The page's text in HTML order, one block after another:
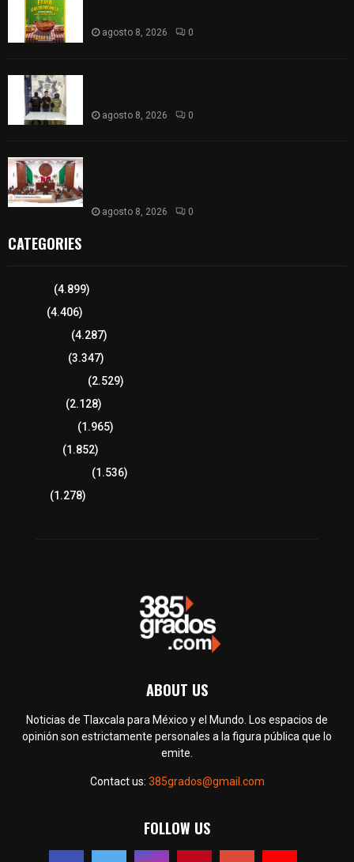
agosto 8, 2026 0
agosto 8, 2026 0
agosto 8, 2026 0
CATEGORIES
(4.899)
(4.406)
(4.287)
(3.347)
(2.529)
(2.128)
(1.965)
(1.852)
(1.536)
(1.278)
ABOUT US
Noticias de Tlaxcala para México y el Mundo. Los espacios de
opinión son estrictamente personales a la figura pública que lo
emite.
Contact us: 385grados@gmail.com
FOLLOW US